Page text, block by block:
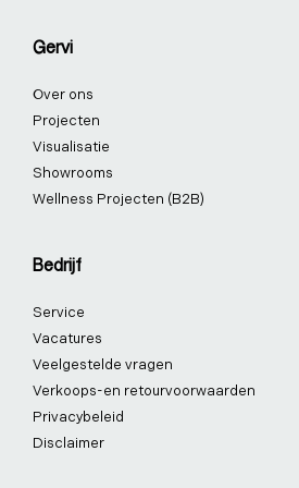
Gervi
Over ons
Projecten
Visualisatie
Showrooms
Wellness Projecten (B2B)
Bedrijf
Service
Vacatures
Veelgestelde vragen
Verkoops-en retourvoorwaarden
Privacybeleid
Disclaimer